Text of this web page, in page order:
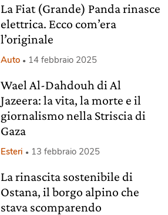
La Fiat (Grande) Panda rinasce
elettrica. Ecco com’era
l’originale
Auto 14 febbraio 2025
Wael Al-Dahdouh di Al
Jazeera: la vita, la morte e il
giornalismo nella Striscia di
Gaza
Esteri 13 febbraio 2025
La rinascita sostenibile di
Ostana, il borgo alpino che
stava scomparendo